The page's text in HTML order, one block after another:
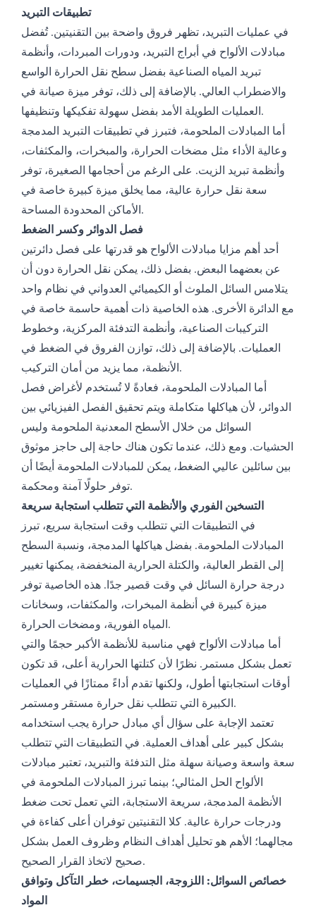
تطبيقات التبريد
في عمليات التبريد، تظهر فروق واضحة بين التقنيتين. تُفضل
مبادلات الألواح في أبراج التبريد، ودورات المبردات، وأنظمة
تبريد المياه الصناعية بفضل سطح نقل الحرارة الواسع
والاضطراب العالي. بالإضافة إلى ذلك، توفر ميزة صيانة في
العمليات الطويلة الأمد بفضل سهولة تفكيكها وتنظيفها.
أما المبادلات الملحومة، فتبرز في تطبيقات التبريد المدمجة
وعالية الأداء مثل مضخات الحرارة، والمبخرات، والمكثفات،
وأنظمة تبريد الزيت. على الرغم من أحجامها الصغيرة، توفر
سعة نقل حرارة عالية، مما يخلق ميزة كبيرة خاصة في
الأماكن المحدودة المساحة.
فصل الدوائر وكسر الضغط
أحد أهم مزايا مبادلات الألواح هو قدرتها على فصل دائرتين
عن بعضهما البعض. بفضل ذلك، يمكن نقل الحرارة دون أن
يتلامس السائل الملوث أو الكيميائي العدواني في نظام واحد
مع الدائرة الأخرى. هذه الخاصية ذات أهمية حاسمة خاصة في
التركيبات الصناعية، وأنظمة التدفئة المركزية، وخطوط
العمليات. بالإضافة إلى ذلك، توازن الفروق في الضغط في
الأنظمة، مما يزيد من أمان التركيب.
أما المبادلات الملحومة، فعادةً لا تُستخدم لأغراض فصل
الدوائر، لأن هياكلها متكاملة ويتم تحقيق الفصل الفيزيائي بين
السوائل من خلال الأسطح المعدنية الملحومة وليس
الحشيات. ومع ذلك، عندما تكون هناك حاجة إلى حاجز موثوق
بين سائلين عاليي الضغط، يمكن للمبادلات الملحومة أيضًا أن
توفر حلولًا آمنة ومحكمة.
التسخين الفوري والأنظمة التي تتطلب استجابة سريعة
في التطبيقات التي تتطلب وقت استجابة سريع، تبرز
المبادلات الملحومة. بفضل هياكلها المدمجة، ونسبة السطح
إلى القطر العالية، والكتلة الحرارية المنخفضة، يمكنها تغيير
درجة حرارة السائل في وقت قصير جدًا. هذه الخاصية توفر
ميزة كبيرة في أنظمة المبخرات، والمكثفات، وسخانات
المياه الفورية، ومضخات الحرارة.
أما مبادلات الألواح فهي مناسبة للأنظمة الأكبر حجمًا والتي
تعمل بشكل مستمر. نظرًا لأن كتلتها الحرارية أعلى، قد تكون
أوقات استجابتها أطول، ولكنها تقدم أداءً ممتازًا في العمليات
الكبيرة التي تتطلب نقل حرارة مستقر ومستمر.
تعتمد الإجابة على سؤال أي مبادل حرارة يجب استخدامه
بشكل كبير على أهداف العملية. في التطبيقات التي تتطلب
سعة واسعة وصيانة سهلة مثل التدفئة والتبريد، تعتبر مبادلات
الألواح الحل المثالي؛ بينما تبرز المبادلات الملحومة في
الأنظمة المدمجة، سريعة الاستجابة، التي تعمل تحت ضغط
ودرجات حرارة عالية. كلا التقنيتين توفران أعلى كفاءة في
مجالهما؛ الأهم هو تحليل أهداف النظام وظروف العمل بشكل
صحيح لاتخاذ القرار الصحيح.
خصائص السوائل: اللزوجة، الجسيمات، خطر التآكل وتوافق
المواد